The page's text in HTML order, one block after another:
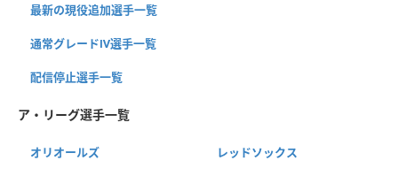
最新の現役追加選手一覧
通常グレードⅣ選手一覧
配信停止選手一覧
ア・リーグ選手一覧
オリオールズ レッドソックス